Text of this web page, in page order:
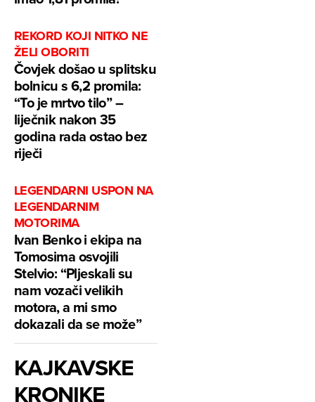
REKORD KOJI NITKO NE
ŽELI OBORITI
Čovjek došao u splitsku
bolnicu s 6,2 promila:
“To je mrtvo tilo” –
liječnik nakon 35
godina rada ostao bez
riječi
LEGENDARNI USPON NA
LEGENDARNIM
MOTORIMA
Ivan Benko i ekipa na
Tomosima osvojili
Stelvio: “Pljeskali su
nam vozači velikih
motora, a mi smo
dokazali da se može”
KAJKAVSKE
KRONIKE